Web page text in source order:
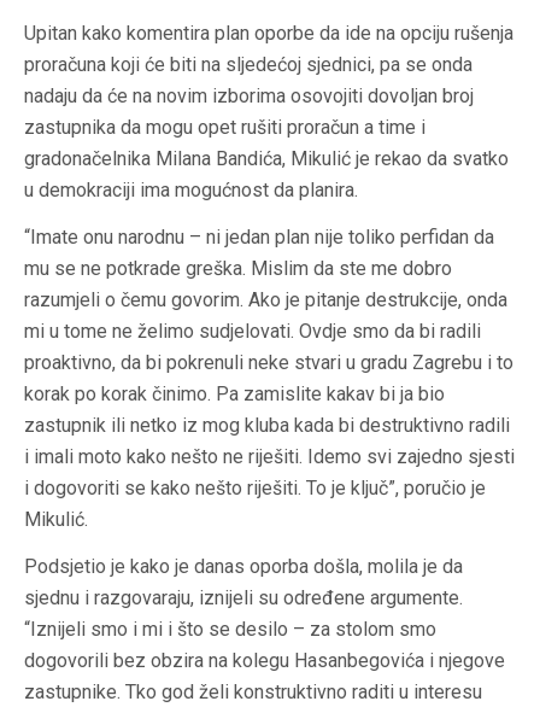
Upitan kako komentira plan oporbe da ide na opciju rušenja
proračuna koji će biti na sljedećoj sjednici, pa se onda
nadaju da će na novim izborima osovojiti dovoljan broj
zastupnika da mogu opet rušiti proračun a time i
gradonačelnika Milana Bandića, Mikulić je rekao da svatko
u demokraciji ima mogućnost da planira.
“Imate onu narodnu – ni jedan plan nije toliko perfidan da
mu se ne potkrade greška. Mislim da ste me dobro
razumjeli o čemu govorim. Ako je pitanje destrukcije, onda
mi u tome ne želimo sudjelovati. Ovdje smo da bi radili
proaktivno, da bi pokrenuli neke stvari u gradu Zagrebu i to
korak po korak činimo. Pa zamislite kakav bi ja bio
zastupnik ili netko iz mog kluba kada bi destruktivno radili
i imali moto kako nešto ne riješiti. Idemo svi zajedno sjesti
i dogovoriti se kako nešto riješiti. To je ključ”, poručio je
Mikulić.
Podsjetio je kako je danas oporba došla, molila je da
sjednu i razgovaraju, iznijeli su određene argumente.
“Iznijeli smo i mi i što se desilo – za stolom smo
dogovorili bez obzira na kolegu Hasanbegovića i njegove
zastupnike. Tko god želi konstruktivno raditi u interesu